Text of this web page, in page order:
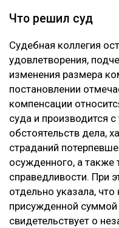
Что решил суд
Судебная коллегия
удовлетворения,
изменения размера
постановлении
компенсации
суда и производится
обстоятельств дела,
страданий
осужденного, а также
справедливости. При
отдельно указала,
присужденной
свидетельствует о